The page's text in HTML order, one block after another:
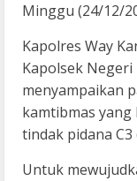
Minggu (24/12/
Kapolres Way
Kapolsek
menyampaikan
kamtibmas
tindak pidana
Untuk